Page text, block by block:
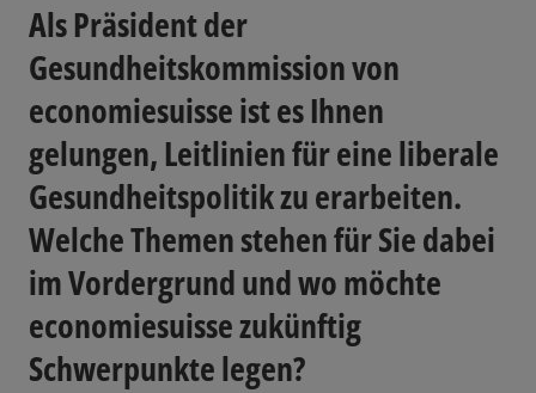
Als Präsident der
Gesundheitskommission von
economiesuisse ist es Ihnen
gelungen, Leitlinien für eine liberale
Gesundheitspolitik zu erarbeiten.
Welche Themen stehen für Sie dabei
im Vordergrund und wo möchte
economiesuisse zukünftig
Schwerpunkte legen?